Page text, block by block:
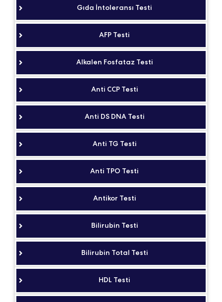
Gıda İntoleransı Testi
AFP Testi
Alkalen Fosfataz Testi
Anti CCP Testi
Anti DS DNA Testi
Anti TG Testi
Anti TPO Testi
Antikor Testi
Bilirubin Testi
Bilirubin Total Testi
HDL Testi